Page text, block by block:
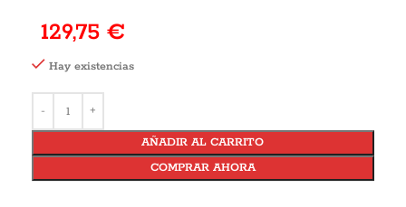
129,75 €
Hay existencias
AÑADIR AL CARRITO
COMPRAR AHORA